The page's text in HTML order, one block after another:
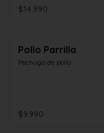
$14.990
Pollo Parrilla
Pechuga de pollo
$9.990